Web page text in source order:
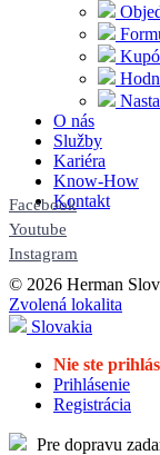
O nás
Služby
Kariéra
Know-How
Kontakt
Facebook
Youtube
Instagram
© 2026 Herman
Zvolená lokalita
Slovakia
Nie ste
Prihlásenie
Registrácia
Pre dopravu